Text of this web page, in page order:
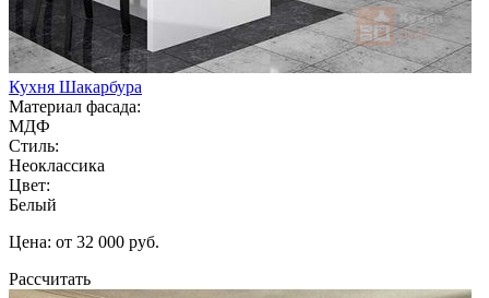
Кухня Шакарбура
Материал фасада:
МДФ
Стиль:
Неоклассика
Цвет:
Белый
Цена: от 32 000 руб.
Рассчитать